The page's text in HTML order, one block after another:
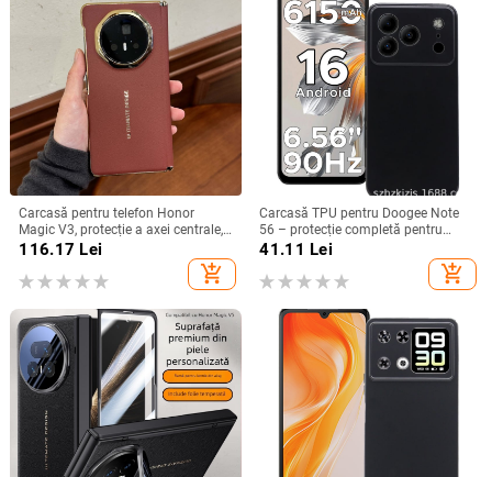
Carcasă pentru telefon Honor
Magic V3, protecție a axei centrale,
noul model Magic V5, husă ușoară
electroplacare, anti-cădere
116.17 Lei
add_shopping_cart
Carcasă TPU pentru Doogee Note
56 – protecție completă pentru
Note 56, Plus și Pro, realizată
41.11 Lei
add_shopping_cart